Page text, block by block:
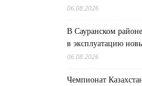
06.08.2026
В Сауранском
в эксплуатацию
06.08.2026
Чемпионат